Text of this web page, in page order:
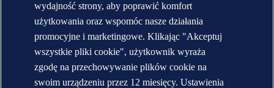
Lokalizator biur
Veracity.com
Polityka prywatności
Regulamin strony
Copyright © DNV AS 2026
Informacje o plikach cookies
wydajność strony, aby poprawić komfort
użytkowania oraz wspomóc nasze działania
promocyjne i marketingowe. Klikając "Akceptuj
wszystkie pliki cookie", użytkownik wyraża
zgodę na przechowywanie plików cookie na
swoim urządzeniu przez 12 miesięcy. Ustawienia